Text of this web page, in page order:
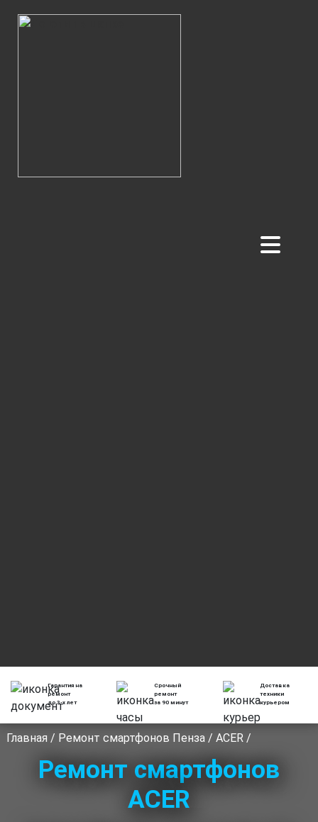
Гарантия на
ремонт
до 3-х лет
Срочный
ремонт
за 90 минут
Доставка
техники
курьером
Главная / Ремонт смартфонов Пенза/ ACER /
Ремонт смартфонов
ACER